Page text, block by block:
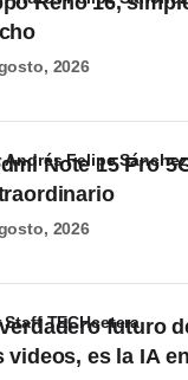
2026
Note 15 Pro
Andrés Felipe Sánchez
2026
futuro
videos, es la IA
Staff TECHcetera